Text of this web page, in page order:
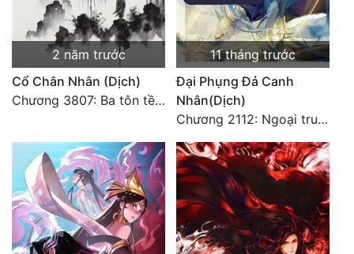
2 năm trước
Cổ Chân Nhân (Dịch)
Chương 3807: Ba tôn tề công Thiên Đình (2)
11 tháng trước
Đại Phụng Đả Canh
Nhân(Dịch)
Chương 2112: Ngoại truyện 3 - Tiệc mừng công